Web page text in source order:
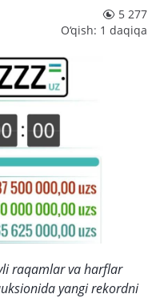
5 277
O‘qish: 1 daqiqa
raqamlar va harflar
yangi rekordni